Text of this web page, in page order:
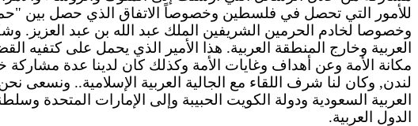
للأمور التي تحصل في فلسطين وخصوصاً الاتفاق الذي حصل بين
وخصوصا لخادم الحرمين الشريفين الملك عبد الله بن عبد العزيز.
العربية وخارج المنطقة العربية. هذا الأمير الذي يحمل على
مكانة الأمة وعن أهداف وغايات الأمة وكذلك كان لدينا عدة
لندن, وكان لنا شرف اللقاء مع الجالية العربية الإسلامية..
العربية السعودية ودولة الكويت الحبيبة وإلى الإمارات المتحدة
الدول العربية.